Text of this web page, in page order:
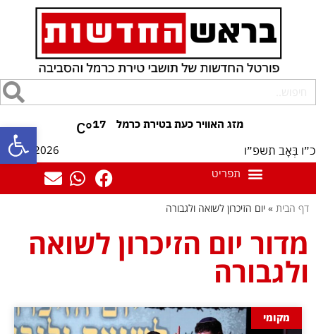
פתח 17
°C
כ״ו בְּאָב תשפ״ו 09/08/2026
דף הבית » יום הזיכרון לשואה ולגבורה
מדור יום הזיכרון לשואה
ולגבורה
מקומי